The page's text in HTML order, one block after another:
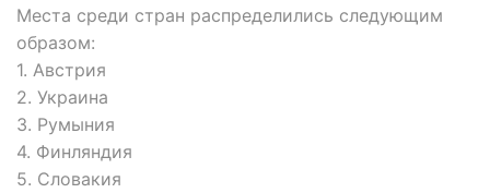
Места среди стран распределились следующим
образом:
1. Австрия
2. Украина
3. Румыния
4. Финляндия
5. Словакия